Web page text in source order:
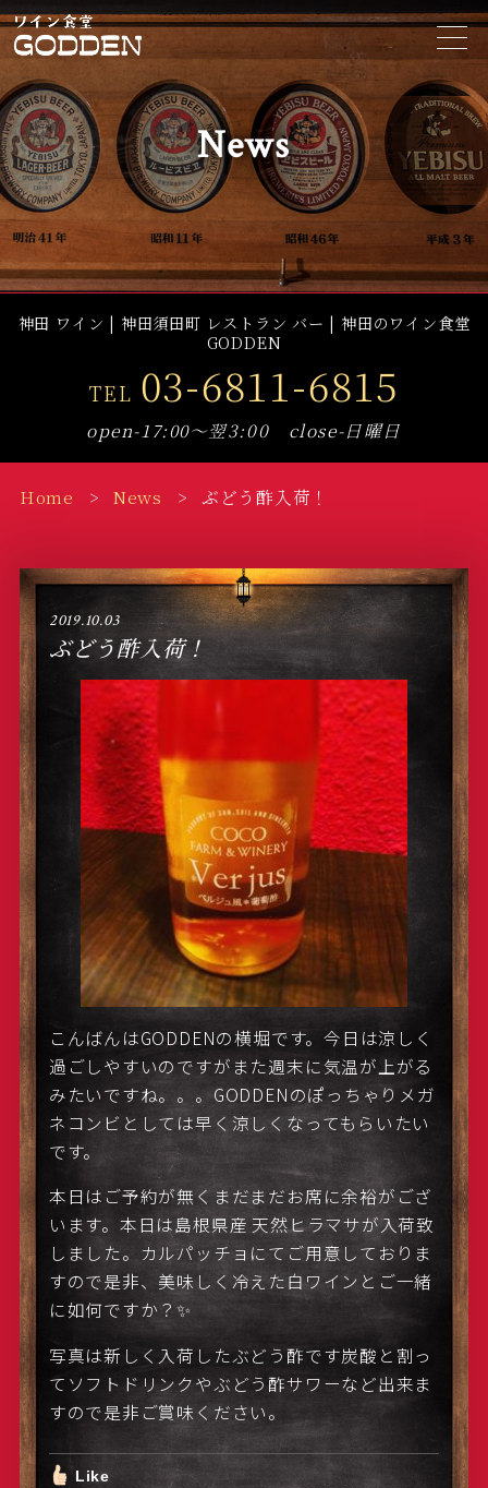
t
o
g
l
e
n
a
v
i
g
a
i
o
n
News
神田 ワイン | 神田須田町 レストラン バー | 神田のワイン食堂
GODDEN
TEL 03-6811-6815
open-17:00～翌3:00 close-日曜日
Home News ぶどう酢入荷！
2019.10.03
ぶどう酢入荷！
こんばんはGODDENの横堀です。今日は涼しく
過ごしやすいのですがまた週末に気温が上がる
みたいですね。。。GODDENのぽっちゃりメガ
ネコンビとしては早く涼しくなってもらいたい
です。
本日はご予約が無くまだまだお席に余裕がござ
います。本日は島根県産 天然ヒラマサが入荷致
しました。カルパッチョにてご用意しておりま
すので是非、美味しく冷えた白ワインとご一緒
に如何ですか？✨
写真は新しく入荷したぶどう酢です炭酸と割っ
てソフトドリンクやぶどう酢サワーなど出来ま
すので是非ご賞味ください。
Like